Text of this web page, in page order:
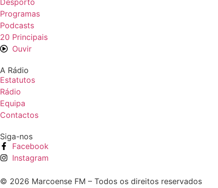
Desporto
Programas
Podcasts
20 Principais
Ouvir
A Rádio
Estatutos
Rádio
Equipa
Contactos
Siga-nos
Facebook
Instagram
© 2026 Marcoense FM – Todos os direitos reservados